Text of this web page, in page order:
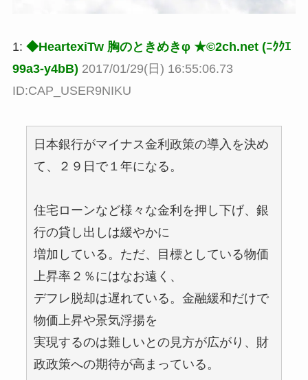
1: ◆HeartexiTw 胸のときめきφ ★©2ch.net (ﾆｸｸｴ
99a3-y4bB) 2017/01/29(日) 16:55:06.73
ID:CAP_USER9NIKU
日本銀行がマイナス金利政策の導入を決め
て、２９日で１年になる。
住宅ローンなど様々な金利を押し下げ、銀
行の貸し出しは緩やかに
増加している。ただ、目標としている物価
上昇率２％にはなお遠く、
デフレ脱却は遅れている。金融緩和だけで
物価上昇や景気浮揚を
実現するのは難しいとの見方が広がり、財
政政策への期待が高まっている。